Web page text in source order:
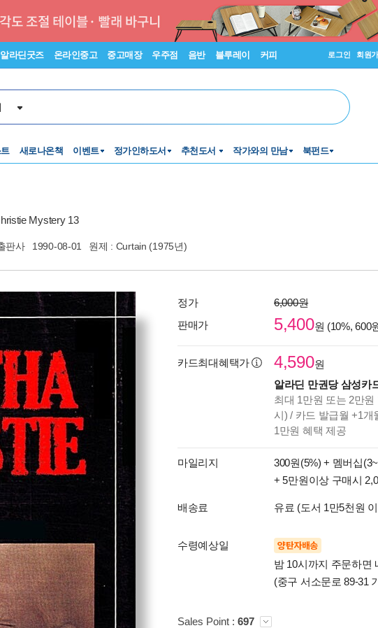
알라딘굿즈 온라인중고 중고매장 우주점 음반 블루레이 커피 로그인 회원
새로나온책 이벤트 정가인하도서 추천도서 작가와의 만남 북펀드
Mystery 13
판사 1990-08-01 원제 : Curtain (1975년)
정가
6,000원
판매가
5,400원 (10%, 600
카드최대혜택가 4,590원
알라딘 만권당 삼성카
최대 1만원 또는 2만
시) / 카드 발급월 +1개
1만원 혜택 제공
마일리지 300원(5%) + 멤버십
+ 5만원이상 구매시
배송료 유료 (도서 1만5천원
수령예상일 양탄자배송
밤 10시까지 주문하면
(중구 서소문로 89-31
Sales Point : 697